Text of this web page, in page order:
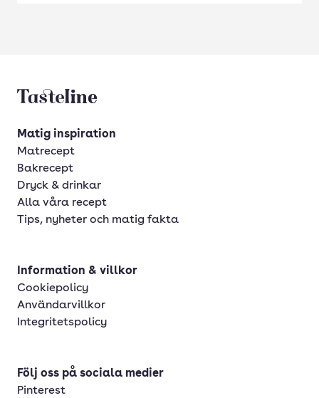
Tasteline startsida
Matig inspiration
Matrecept
Bakrecept
Dryck & drinkar
Alla våra recept
Tips, nyheter och matig fakta
Information & villkor
Cookiepolicy
Användarvillkor
Integritetspolicy
Följ oss på sociala medier
Pinterest